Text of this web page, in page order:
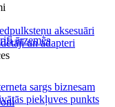
ārzemēs
sargs biznesam
piekļuves punkts
aksesuāri
un adapteri